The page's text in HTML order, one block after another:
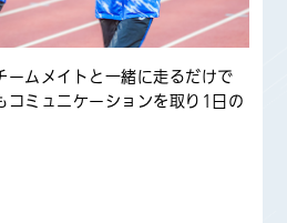
ームメイトと一緒に走るだけで
コミュニケーションを取り1日の